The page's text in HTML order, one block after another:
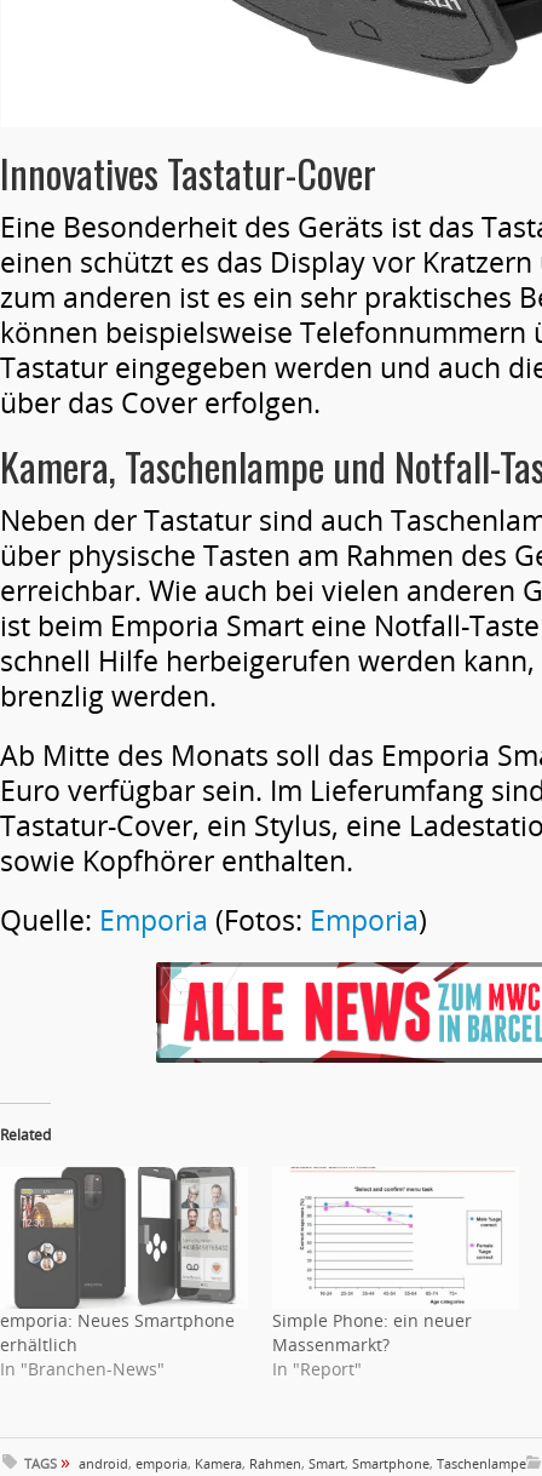
Innovatives Tastatur-Cover
Eine Besonderheit des Geräts ist das
einen schützt es das Display vor
zum anderen ist es ein sehr praktisches
können beispielsweise Telefonnummern
Tastatur eingegeben werden und auch
über das Cover erfolgen.
Kamera, Taschenlampe und Notfall-
Neben der Tastatur sind auch
über physische Tasten am Rahmen des
erreichbar. Wie auch bei vielen anderen
ist beim Emporia Smart eine Notfall-
schnell Hilfe herbeigerufen werden
brenzlig werden.
Ab Mitte des Monats soll das Emporia
Euro verfügbar sein. Im Lieferumfang
Tastatur-Cover, ein Stylus, eine
sowie Kopfhörer enthalten.
Quelle: Emporia (Fotos: Emporia)
Related
emporia: Neues Smartphone
erhältlich
In "Branchen-News"
Simple Phone: ein neuer
Massenmarkt?
In "Report"
TAGS » android, emporia, Kamera, Rahmen, Smart, Smartphone, Taschenlampe